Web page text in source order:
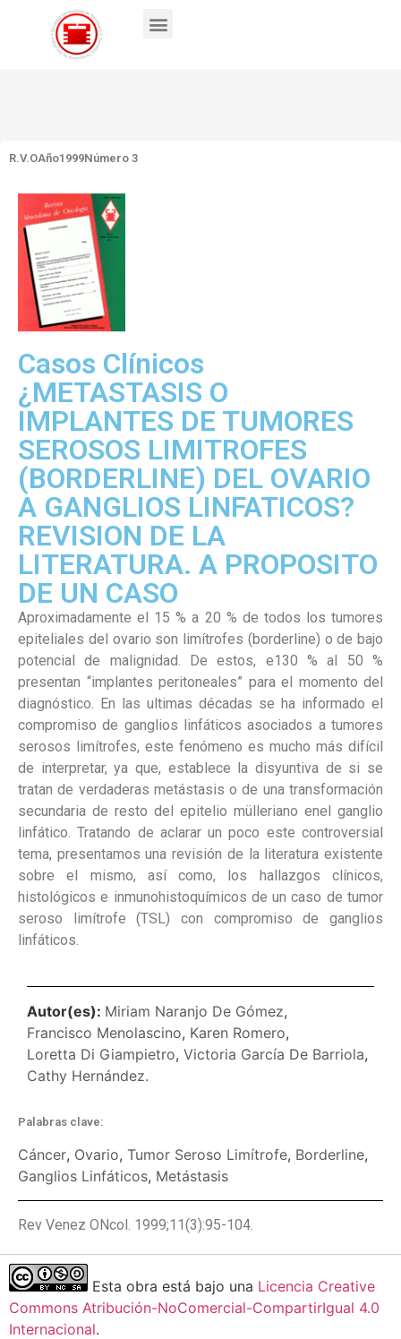
R.V.OAño1999Número 3
Casos Clínicos
¿METASTASIS O
IMPLANTES DE TUMORES
SEROSOS LIMITROFES
(BORDERLINE) DEL OVARIO
A GANGLIOS LINFATICOS?
REVISION DE LA
LITERATURA. A PROPOSITO
DE UN CASO
Aproximadamente el 15 % a 20 % de todos los tumores
epiteliales del ovario son limítrofes (borderline) o de bajo
potencial de malignidad. De estos, e130 % al 50 %
presentan “implantes peritoneales” para el momento del
diagnóstico. En las ultimas décadas se ha informado el
compromiso de ganglios linfáticos asociados a tumores
serosos limítrofes, este fenómeno es mucho más difícil
de interpretar, ya que, establece la disyuntiva de si se
tratan de verdaderas metástasis o de una transformación
secundaria de resto del epitelio mülleriano enel ganglio
linfático. Tratando de aclarar un poco este controversial
tema, presentamos una revisión de la literatura existente
sobre el mismo, así como, los hallazgos clínicos,
histológicos e inmunohistoquímicos de un caso de tumor
seroso limítrofe (TSL) con compromiso de ganglios
linfáticos.
Autor(es): Miriam Naranjo De Gómez,
Francisco Menolascino, Karen Romero,
Loretta Di Giampietro, Victoria García De Barriola,
Cathy Hernández.
Palabras clave:
Cáncer, Ovario, Tumor Seroso Limítrofe, Borderline,
Ganglios Linfáticos, Metástasis
Rev Venez ONcol. 1999;11(3):95-104.
Esta obra está bajo una Licencia Creative
Commons Atribución-NoComercial-CompartirIgual 4.0
Internacional.